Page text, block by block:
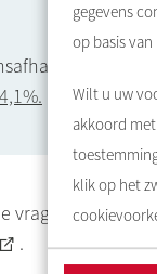
gegevens
op basis
Wilt u uw
akkoord
klik op het
vragen over
.